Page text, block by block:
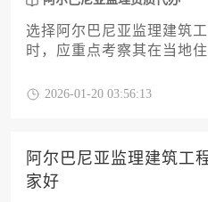
选择阿尔巴尼亚监理建筑
时，应重点考察其在当地
地考察、合同条款审核和
2026-01-20 03:56:13
阿尔巴尼亚监理建筑工
家好